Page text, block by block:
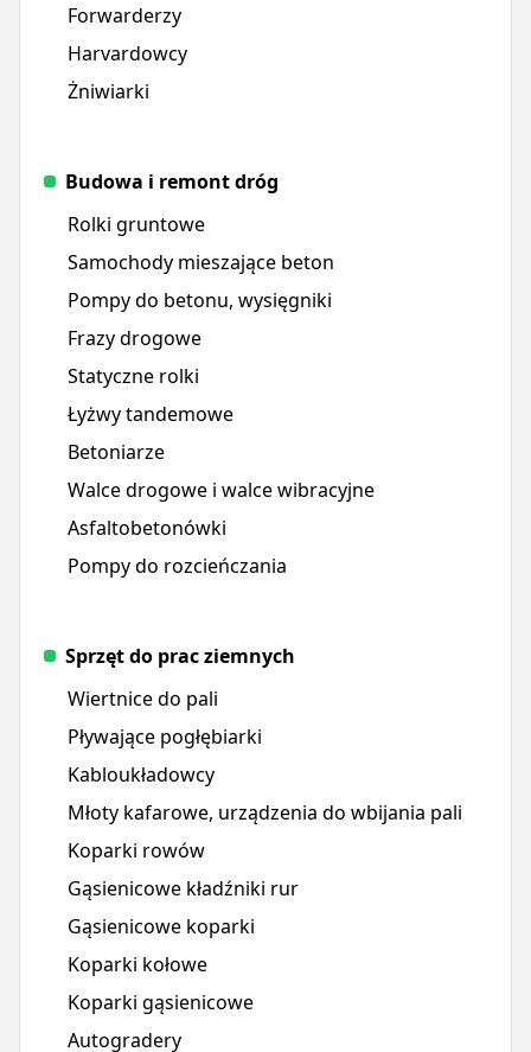
Forwarderzy
Harvardowcy
Żniwiarki
Budowa i remont dróg
Rolki gruntowe
Samochody mieszające beton
Pompy do betonu, wysięgniki
Frazy drogowe
Statyczne rolki
Łyżwy tandemowe
Betoniarze
Walce drogowe i walce wibracyjne
Asfaltobetonówki
Pompy do rozcieńczania
Sprzęt do prac ziemnych
Wiertnice do pali
Pływające pogłębiarki
Kabloukładowcy
Młoty kafarowe, urządzenia do wbijania pali
Koparki rowów
Gąsienicowe kładźniki rur
Gąsienicowe koparki
Koparki kołowe
Koparki gąsienicowe
Autogradery